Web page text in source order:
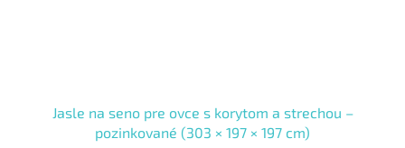
Jasle na seno pre ovce s korytom a strechou –
pozinkované (303 × 197 × 197 cm)